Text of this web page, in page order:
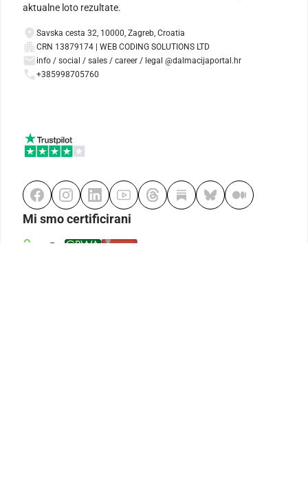
aktualne loto rezultate.
Savska cesta 32, 10000, Zagreb, Croatia
CRN 13879174 | WEB CODING SOLUTIONS LTD
info / social / sales / career / legal @dalmacijaportal.hr
+385998705760
Mi smo certificirani